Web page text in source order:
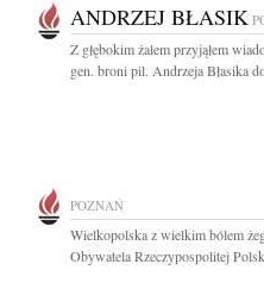
ANDRZEJ BŁASIK
Z głębokim żalem przyjąłem
gen. broni pil. Andrzeja Błasika
POZNAŃ
Wielkopolska z wielkim bólem
Obywatela Rzeczypospolitej